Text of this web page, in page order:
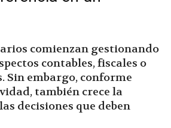
comienzan gestionando
contables, fiscales o
embargo, conforme
también crece la
decisiones que deben